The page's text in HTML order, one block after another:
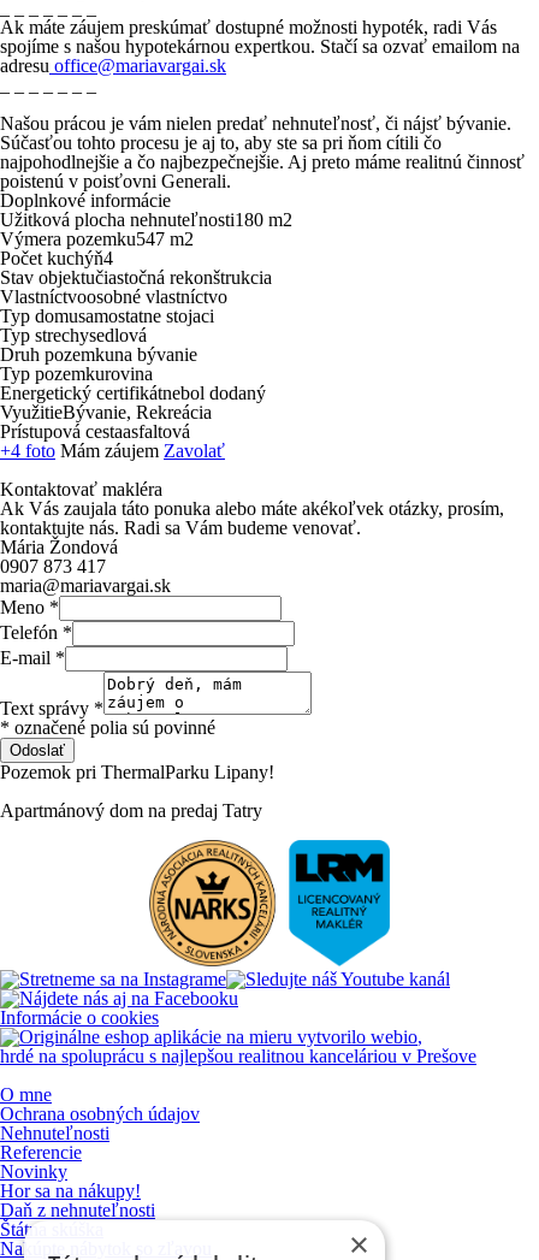
Ak máte záujem preskúmať dostupné možnosti hypoték, radi Vás
spojíme s našou hypotekárnou expertkou. Stačí sa ozvať emailom na
adresu office@mariavargai.sk
Našou prácou je vám nielen predať nehnuteľnosť, či nájsť bývanie.
Súčasťou tohto procesu je aj to, aby ste sa pri ňom cítili čo
najpohodlnejšie a čo najbezpečnejšie. Aj preto máme realitnú činnosť
poistenú v poisťovni Generali.
Doplnkové informácie
Užitková plocha nehnuteľnosti180 m2
Výmera pozemku547 m2
Počet kuchýň4
Stav objektučiastočná rekonštrukcia
Vlastníctvoosobné vlastníctvo
Typ domusamostatne stojaci
Typ strechysedlová
Druh pozemkuna bývanie
Typ pozemkurovina
Energetický certifikátnebol dodaný
VyužitieBývanie, Rekreácia
Prístupová cestaasfaltová
+4 foto Mám záujem Zavolať
Kontaktovať makléra
Ak Vás zaujala táto ponuka alebo máte akékoľvek otázky, prosím,
kontaktujte nás. Radi sa Vám budeme venovať.
Mária Žondová
0907 873 417
maria@mariavargai.sk
Meno *
Telefón *
E-mail *
Text správy *
* označené polia sú povinné
Odoslať
Pozemok pri ThermalParku Lipany!
Apartmánový dom na predaj Tatry
Informácie o cookies
vytvorilo webio,
hrdé na spoluprácu s najlepšou realitnou kanceláriou v Prešove
O mne
Ochrana osobných údajov
Nehnuteľnosti
Referencie
Novinky
Hor sa na nákupy!
Daň z nehnuteľnosti
Štátna skúška
Nakúpte nábytok so zľavou
×